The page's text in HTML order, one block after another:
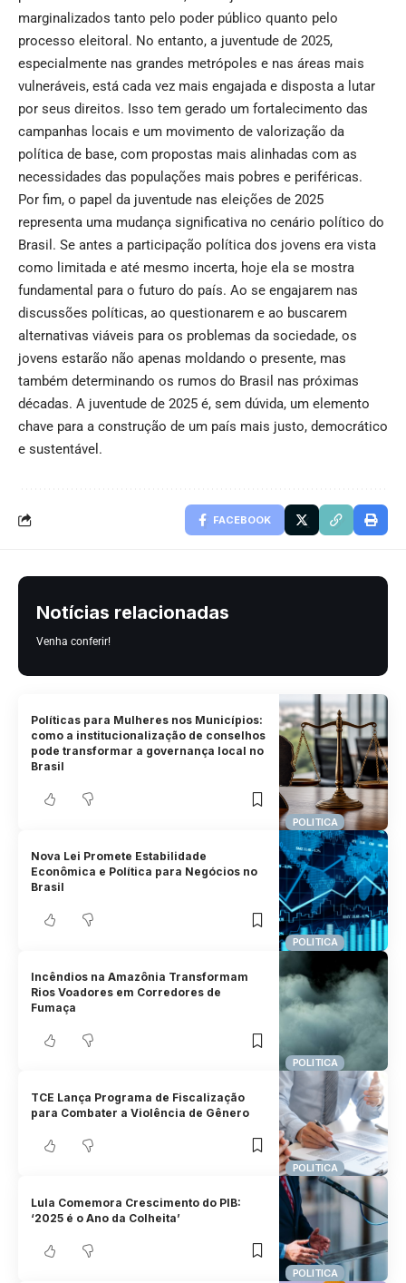
marginalizados tanto pelo poder público quanto pelo
processo eleitoral. No entanto, a juventude de 2025,
especialmente nas grandes metrópoles e nas áreas mais
vulneráveis, está cada vez mais engajada e disposta a lutar
por seus direitos. Isso tem gerado um fortalecimento das
campanhas locais e um movimento de valorização da
política de base, com propostas mais alinhadas com as
necessidades das populações mais pobres e periféricas.
Por fim, o papel da juventude nas eleições de 2025
representa uma mudança significativa no cenário político do
Brasil. Se antes a participação política dos jovens era vista
como limitada e até mesmo incerta, hoje ela se mostra
fundamental para o futuro do país. Ao se engajarem nas
discussões políticas, ao questionarem e ao buscarem
alternativas viáveis para os problemas da sociedade, os
jovens estarão não apenas moldando o presente, mas
também determinando os rumos do Brasil nas próximas
décadas. A juventude de 2025 é, sem dúvida, um elemento
chave para a construção de um país mais justo, democrático
e sustentável.
FACEBOOK
Notícias relacionadas
Venha conferir!
POLITICA
Políticas para Mulheres nos Municípios:
como a institucionalização de conselhos
pode transformar a governança local no
Brasil
POLITICA
Nova Lei Promete Estabilidade
Econômica e Política para Negócios no
Brasil
POLITICA
Incêndios na Amazônia Transformam
Rios Voadores em Corredores de
Fumaça
POLITICA
TCE Lança Programa de Fiscalização
para Combater a Violência de Gênero
POLITICA
Lula Comemora Crescimento do PIB:
‘2025 é o Ano da Colheita’